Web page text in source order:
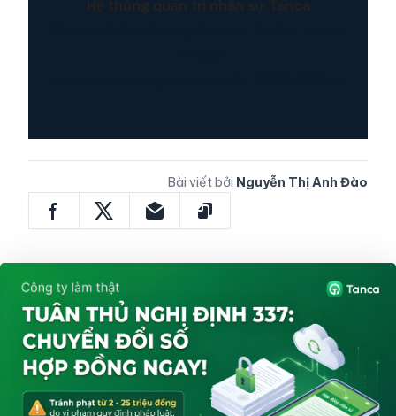
Bài viết bởi Nguyễn Thị Anh Đào